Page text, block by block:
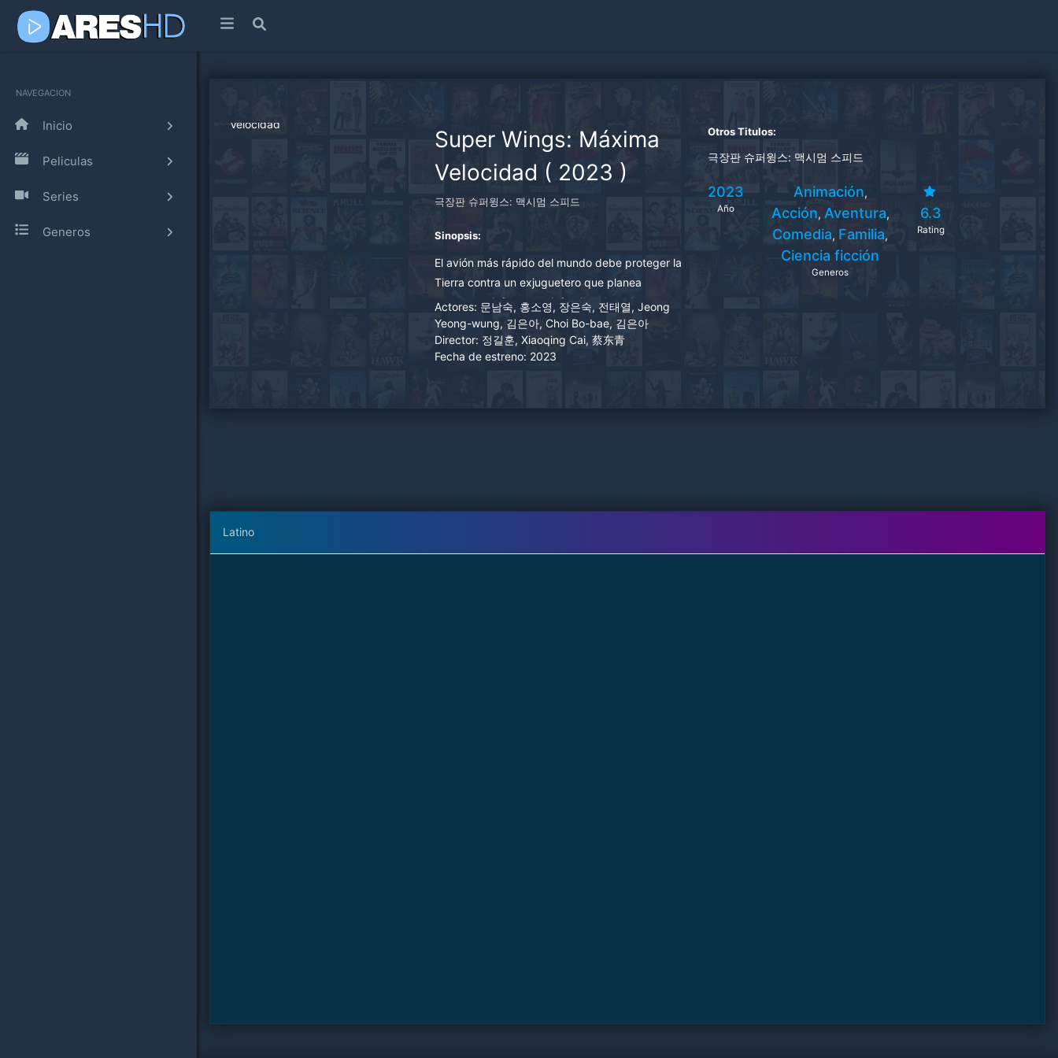
NAVEGACION
Inicio
Peliculas
Series
Generos
Super Wings: Máxima
Velocidad ( 2023 )
극장판 슈퍼윙스: 맥시멈 스피드
Sinopsis:
El avión más rápido del mundo debe proteger la
Tierra contra un exjuguetero que planea
secuestrar influencers infantiles de redes
sociales.
Actores: 문남숙, 홍소영, 장은숙, 전태열, Jeong
Yeong-wung, 김은아, Choi Bo-bae, 김은아
Director: 정길훈, Xiaoqing Cai, 蔡东青
Fecha de estreno: 2023
Otros Titulos:
극장판 슈퍼윙스: 맥시멈 스피드
2023
Año
Animación,
Acción, Aventura,
Comedia, Familia,
Ciencia ficción
Generos
6.3
Rating
Latino